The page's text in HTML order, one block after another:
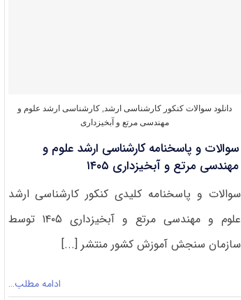
دانلود سوالات کنکور کارشناسی ارشد,کارشناسی ارشد علوم و
مهندسی مرتع و آبخیزداری
سوالات و پاسخنامه کارشناسی ارشد علوم و
مهندسی مرتع و آبخیزداری ۱۴۰۵
سوالات و پاسخنامه کلیدی کنکور کارشناسی ارشد
علوم و مهندسی مرتع و آبخیزداری ۱۴۰۵ توسط
سازمان سنجش آموزش کشور منتشر [...]
ادامه مطلب…